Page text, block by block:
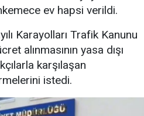
ev hapsi verildi.
Karayolları Trafik Kanunu
alınmasının yasa dışı
karşılaşan
istedi.